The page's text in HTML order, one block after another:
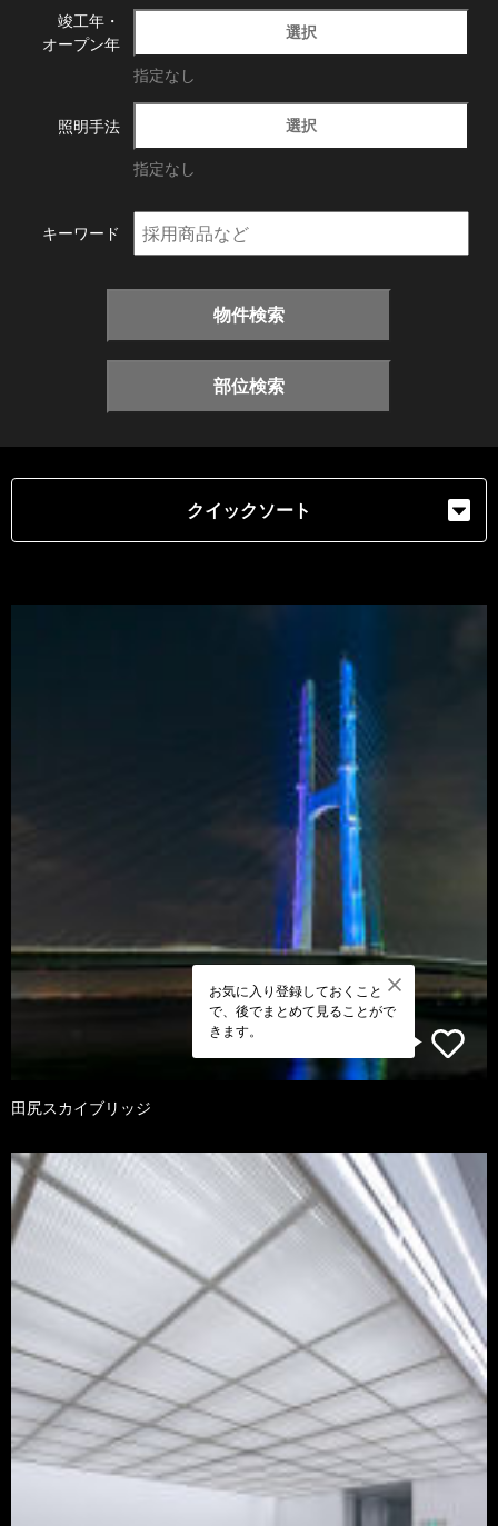
竣工年・
オープン年
選択
指定なし
照明手法 選択
指定なし
キーワード
物件検索
部位検索
クイックソート
お気に入り登録しておくこと
で、後でまとめて見ることがで
きます。
田尻スカイブリッジ